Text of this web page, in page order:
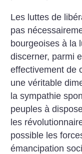
Les luttes de
pas
bourgeoises à la
discerner, parmi
effectivement de
une véritable
la sympathie
peuples à
les
possible les
émancipation